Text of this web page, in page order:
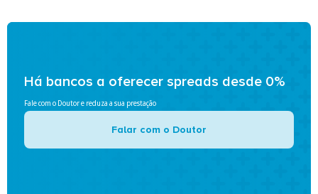
Há bancos a oferecer spreads desde 0%
Fale com o Doutor e reduza a sua prestação
Falar com o Doutor